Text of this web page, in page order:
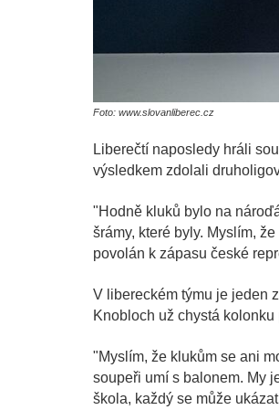
Foto: www.slovanliberec.cz
Liberečtí naposledy hráli
výsledkem zdolali
"Hodně kluků bylo na
šrámy, které byly. Myslím,
povolán k zápasu české
V libereckém týmu je jeden
Knobloch už chystá
"Myslím, že klukům se ani
soupeři umí s balonem. My
škola, každý se může